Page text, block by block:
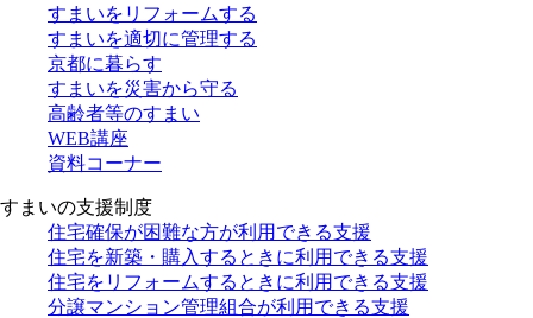
すまいをリフォームする
すまいを適切に管理する
京都に暮らす
すまいを災害から守る
高齢者等のすまい
WEB講座
資料コーナー
すまいの支援制度
住宅確保が困難な方が利用できる支援
住宅を新築・購入するときに利用できる支援
住宅をリフォームするときに利用できる支援
分譲マンション管理組合が利用できる支援